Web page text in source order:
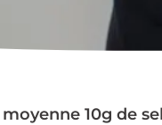
10g de